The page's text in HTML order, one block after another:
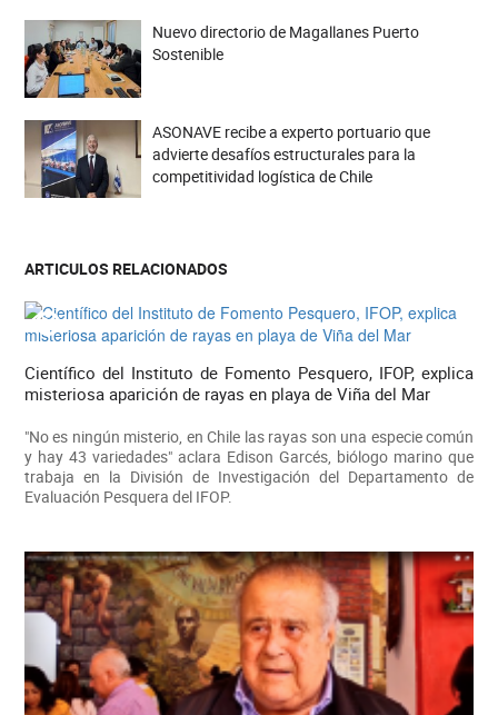
Nuevo directorio de Magallanes Puerto
Sostenible
ASONAVE recibe a experto portuario que
advierte desafíos estructurales para la
competitividad logística de Chile
ARTICULOS RELACIONADOS
Científico del Instituto de Fomento Pesquero, IFOP, explica
misteriosa aparición de rayas en playa de Viña del Mar
"No es ningún misterio, en Chile las rayas son una especie común
y hay 43 variedades" aclara Edison Garcés, biólogo marino que
trabaja en la División de Investigación del Departamento de
Evaluación Pesquera del IFOP.